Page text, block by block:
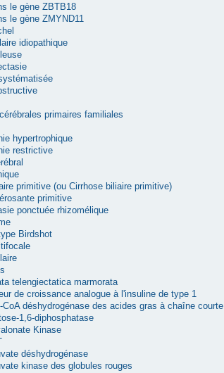
le gène ZBTB18
le gène ZMYND11
idiopathique
primaires familiales
hypertrophique
restrictive
primitive (ou Cirrhose biliaire primitive)
primitive
ponctuée rhizomélique
Birdshot
telengiectatica marmorata
de croissance analogue à l'insuline de type 1
CoA déshydrogénase des acides gras à chaîne courte
1,6-diphosphatase
Kinase
déshydrogénase
kinase des globules rouges